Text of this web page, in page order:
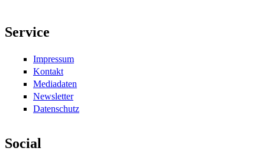
Service
Impressum
Kontakt
Mediadaten
Newsletter
Datenschutz
Social